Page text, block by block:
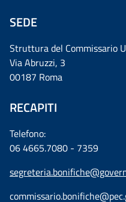
SEDE
Struttura del Commissario
Via Abruzzi, 3
00187 Roma
RECAPITI
Telefono:
06 4665.7080 - 7359